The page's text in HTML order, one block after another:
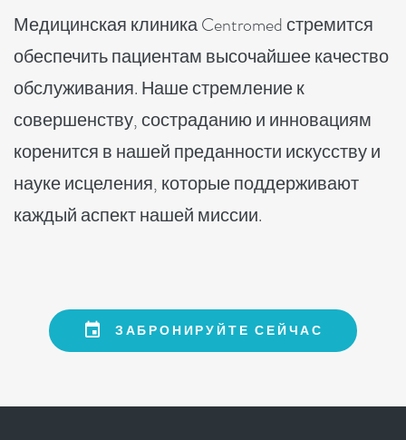
Медицинская клиника Centromed стремится
обеспечить пациентам высочайшее качество
обслуживания. Наше стремление к
совершенству, состраданию и инновациям
коренится в нашей преданности искусству и
науке исцеления, которые поддерживают
каждый аспект нашей миссии.
ЗАБРОНИРУЙТЕ СЕЙЧАС